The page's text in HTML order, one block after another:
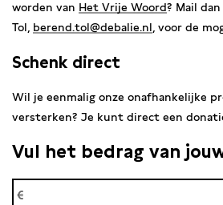
worden van Het Vrije Woord? Mail
Tol, berend.tol@debalie.nl , voor de
Schenk direct
Wil je eenmalig onze onafhankelijke
versterken? Je kunt direct een
Vul het bedrag van